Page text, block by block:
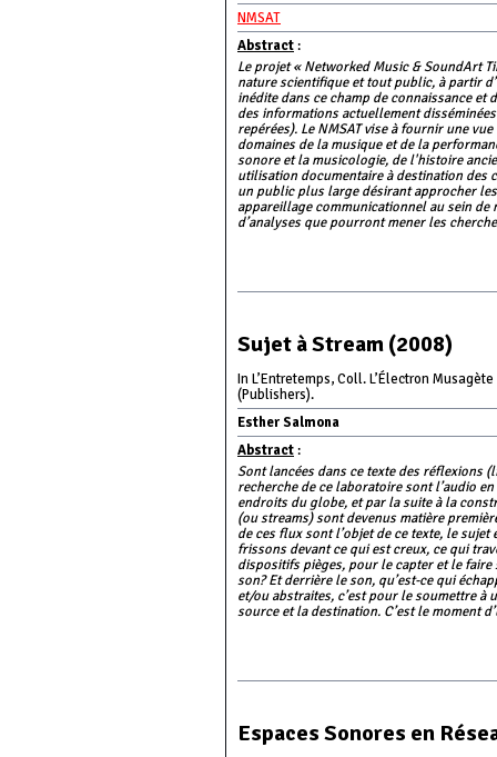
NMSAT
Abstract:
Le projet « Networked Music & SoundArt
nature scientifique et tout public, à partir
inédite dans ce champ de connaissance
des informations actuellement
repérées). Le NMSAT vise à fournir une
domaines de la musique et de la
sonore et la musicologie, de l'histoire
utilisation documentaire à destination des
un public plus large désirant approcher
appareillage communicationnel au sein de
d’analyses que pourront mener les
Sujet à Stream (2008)
In L’Entretemps, Coll. L’Électron
(Publishers).
Esther Salmona
Abstract:
Sont lancées dans ce texte des réflexions
recherche de ce laboratoire sont l’audio
endroits du globe, et par la suite à la
(ou streams) sont devenus matière
de ces flux sont l’objet de ce texte, le sujet
frissons devant ce qui est creux, ce qui
dispositifs pièges, pour le capter et le faire
son? Et derrière le son, qu’est-ce qui
et/ou abstraites, c’est pour le soumettre
source et la destination. C’est le moment
Espaces Sonores en